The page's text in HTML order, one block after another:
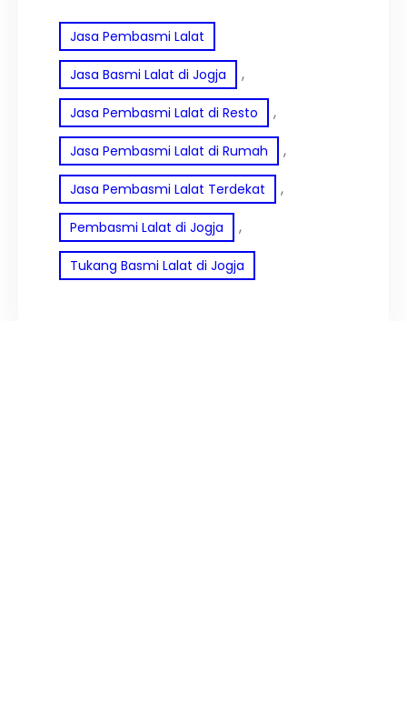
Jasa Pembasmi Lalat
Jasa Basmi Lalat di Jogja ,
Jasa Pembasmi Lalat di Resto ,
Jasa Pembasmi Lalat di Rumah ,
Jasa Pembasmi Lalat Terdekat ,
Pembasmi Lalat di Jogja ,
Tukang Basmi Lalat di Jogja